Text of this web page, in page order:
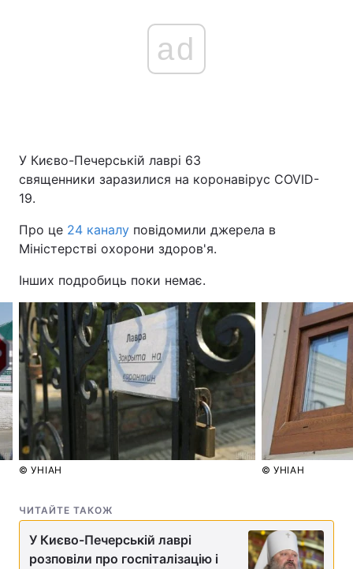
Головна Війна
Україна Політика
Економіка Світ
Зброя Інциденти
Здоров'я Туризм
Цікавинки Погода
Екологія Регіони
Лонгріди
Відео з Youtube
Інтерв'ю
ad
У Києво-Печерській лаврі 63
священники заразилися на коронавірус COVID-
19.
Про це 24 каналу повідомили джерела в
Міністерстві охорони здоров'я.
Інших подробиць поки немає.
© УНІАН © УНІАН
ЧИТАЙТЕ ТАКОЖ
У Києво-Печерській лаврі
розповіли про госпіталізацію і